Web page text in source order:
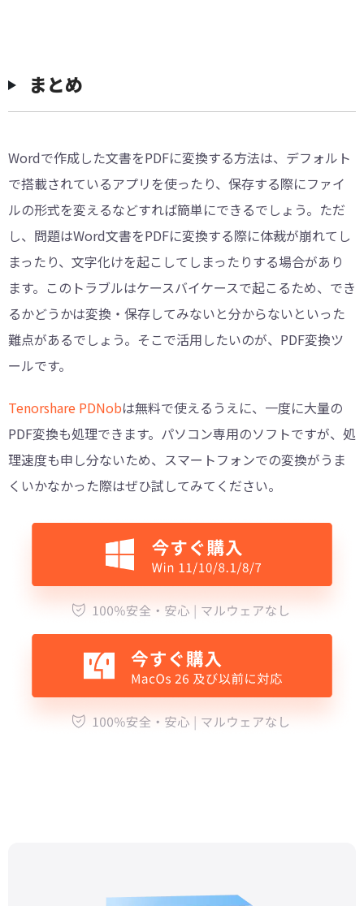
まとめ
Wordで作成した文書をPDFに変換する方法は、デフォルト
で搭載されているアプリを使ったり、保存する際にファイ
ルの形式を変えるなどすれば簡単にできるでしょう。ただ
し、問題はWord文書をPDFに変換する際に体裁が崩れてし
まったり、文字化けを起こしてしまったりする場合があり
ます。このトラブルはケースバイケースで起こるため、でき
るかどうかは変換・保存してみないと分からないといった
難点があるでしょう。そこで活用したいのが、PDF変換ツ
ールです。
Tenorshare PDNobは無料で使えるうえに、一度に大量の
PDF変換も処理できます。パソコン専用のソフトですが、処
理速度も申し分ないため、スマートフォンでの変換がうま
くいかなかった際はぜひ試してみてください。